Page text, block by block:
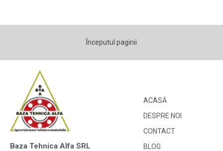
Începutul paginii
Baza Tehnica Alfa SRL
ACASĂ
DESPRE NOI
CONTACT
BLOG